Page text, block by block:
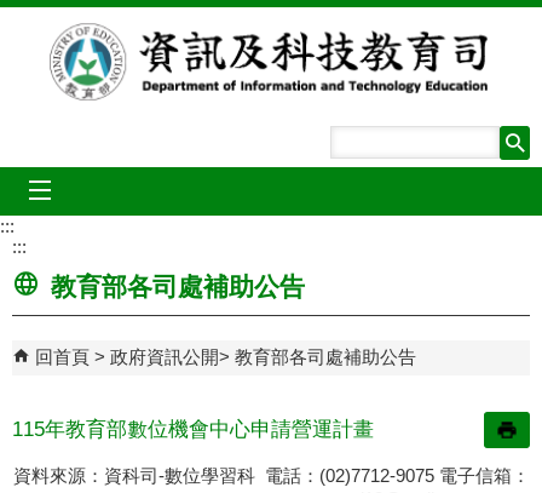
跳到主要內容區塊
:::
:::
教育部各司處補助公告
回首頁 政府資訊公開 教育部各司處補助公告
115年教育部數位機會中心申請營運計畫
資料來源：資科司-數位學習科 電話：(02)7712-9075 電子信箱：